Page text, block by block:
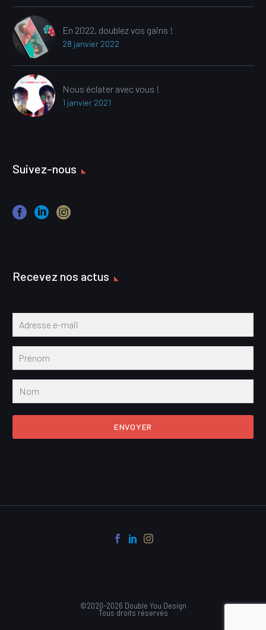
En 2022, doublez vos gains !
28 janvier 2022
Nous éclater avec vous !
1 janvier 2021
Suivez-nous
Recevez nos actus
ENVOYER
©2020-2026 Double You Design
Tous droits réservés